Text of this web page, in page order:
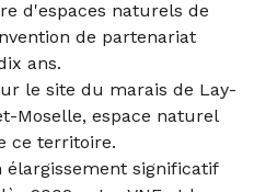
d'espaces naturels de
de partenariat
ans.
le site du marais de Lay-
Moselle, espace naturel
ce territoire.
significatif